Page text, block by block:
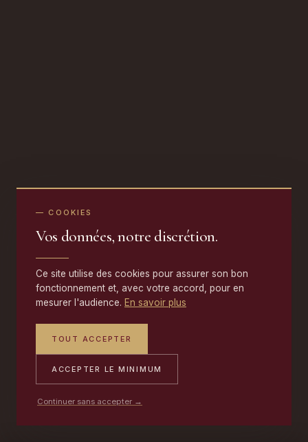
— COOKIES
Vos données, notre discrétion.
Ce site utilise des cookies pour assurer son bon
fonctionnement et, avec votre accord, pour en
mesurer l'audience. En savoir plus
TOUT ACCEPTER
ACCEPTER LE MINIMUM
Continuer sans accepter →